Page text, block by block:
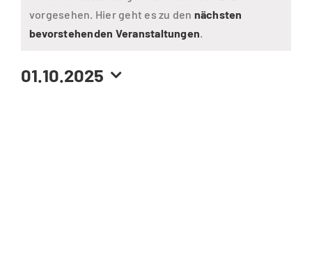
für
1.
Hinweis
vorgesehen. Hier geht es zu den nächsten
bevorstehenden Veranstaltungen.
01.10.2025